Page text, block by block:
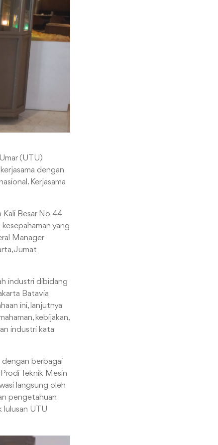
(UTU)
dengan
Kerjasama
Kali Besar No 44
yang
Manager
Jumat
industri dibidang
Batavia
ini, lanjutnya
kebijakan,
industri kata
dengan berbagai
Teknik Mesin
langsung oleh
pengetahuan
lulusan UTU